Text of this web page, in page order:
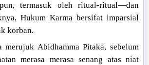
termasuk oleh ritual-ritual—dan
Hukum Karma bersifat imparsial
korban.
merujuk Abidhamma Pitaka, sebelum
merasa merasa senang atas niat